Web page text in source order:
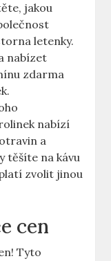
jakou
letenky.
nabízet
zdarma
nabízí
a
těšíte na kávu
zvolit jinou
cen
Tyto